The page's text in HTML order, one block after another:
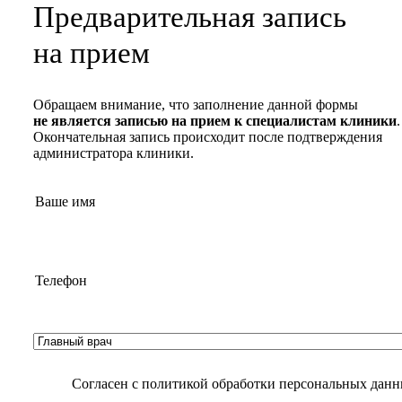
Предварительная запись
на прием
Обращаем внимание, что заполнение данной формы
не является записью на прием к специалистам клиники.
Окончательная запись происходит после подтверждения
администратора клиники.
Согласен с политикой обработки персональных